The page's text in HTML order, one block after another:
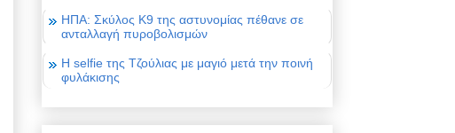
ΗΠΑ: Σκύλος Κ9 της αστυνομίας πέθανε σε
ανταλλαγή πυροβολισμών
Η selfie της Τζούλιας με μαγιό μετά την ποινή
φυλάκισης